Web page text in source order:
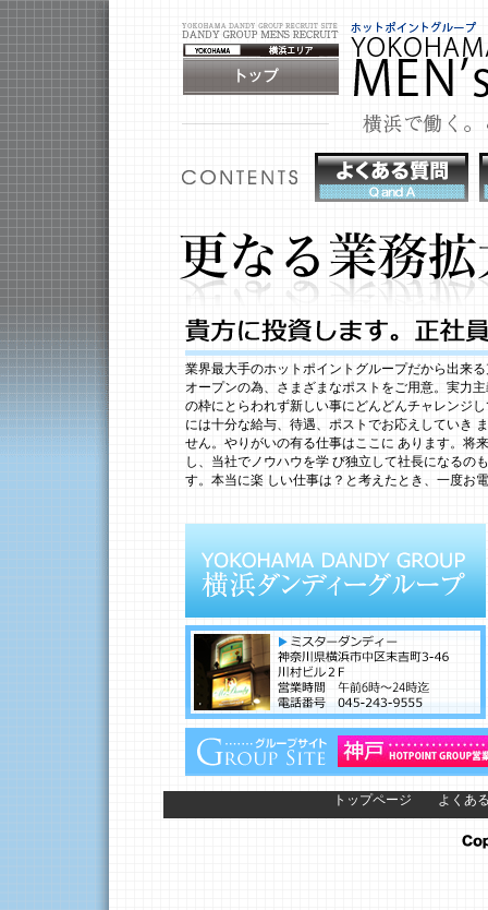
業界最大手のホットポイントグループだから出来
オープンの為、さまざまなポストをご用意。実力
の枠にとらわれず新しい事にどんどんチャレンジ
には十分な給与、待遇、ポストでお応えしていき
せん。やりがいの有る仕事はここに あります。将
し、当社でノウハウを学 び独立して社長になるの
す。本当に楽 しい仕事は？と考えたとき、一度お
トップページ よくあ